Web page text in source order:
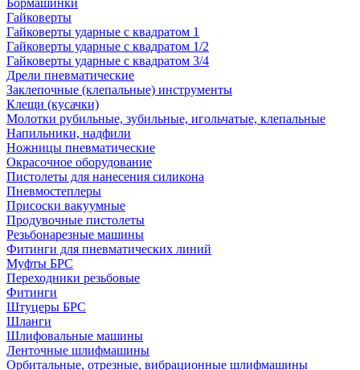
Бормашинки
Гайковерты
Гайковерты ударные с квадратом 1
Гайковерты ударные с квадратом 1/2
Гайковерты ударные с квадратом 3/4
Дрели пневматические
Заклепочные (клепальные) инструменты
Клещи (кусачки)
Молотки рубильные, зубильные, игольчатые, клепальные
Напильники, надфили
Ножницы пневматические
Окрасочное оборудование
Пистолеты для нанесения силикона
Пневмостеплеры
Присоски вакуумные
Продувочные пистолеты
Резьбонарезные машины
Фитинги для пневматических линий
Муфты БРС
Переходники резьбовые
Фитинги
Штуцеры БРС
Шланги
Шлифовальные машины
Ленточные шлифмашины
Орбитальные, отрезные, вибрационные шлифмашины